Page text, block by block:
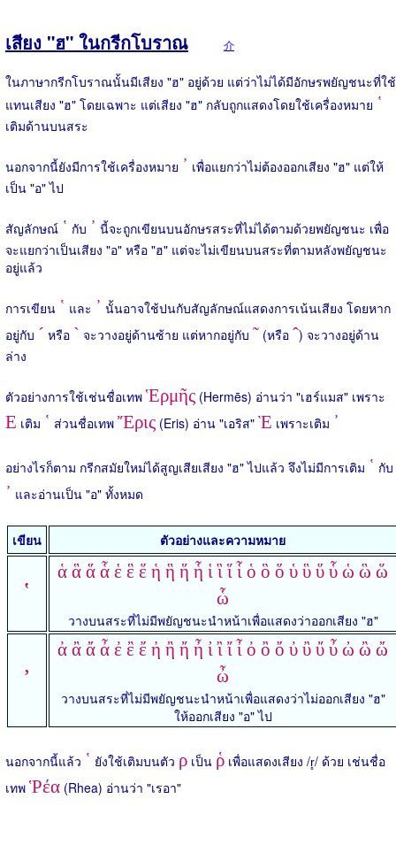
เสียง "ฮ" ในกรีกโบราณ 介
ในภาษากรีกโบราณนั้นมีเสียง "ฮ" อยู่ด้วย แต่ว่าไม่ได้มีอักษรพยัญชนะที่ใช้
แทนเสียง "ฮ" โดยเฉพาะ แต่เสียง "ฮ" กลับถูกแสดงโดยใช้เครื่องหมาย ῾
เติมด้านบนสระ
นอกจากนี้ยังมีการใช้เครื่องหมาย ᾿ เพื่อแยกว่าไม่ต้องออกเสียง "ฮ" แต่ให้
เป็น "อ" ไป
สัญลักษณ์ ῾ กับ ᾿ นี้จะถูกเขียนบนอักษรสระที่ไม่ได้ตามด้วยพยัญชนะ เพื่อ
จะแยกว่าเป็นเสียง "อ" หรือ "ฮ" แต่จะไม่เขียนบนสระที่ตามหลังพยัญชนะ
อยู่แล้ว
การเขียน ῾ และ ᾿ นั้นอาจใช้ปนกับสัญลักษณ์แสดงการเน้นเสียง โดยหาก
อยู่กับ ´ หรือ ` จะวางอยู่ด้านซ้าย แต่หากอยู่กับ ˜ (หรือ ˆ) จะวางอยู่ด้าน
ล่าง
ตัวอย่างการใช้เช่นชื่อเทพ Ἑρμῆς (Hermēs) อ่านว่า "เฮร์แมส" เพราะ
Ε เติม ῾ ส่วนชื่อเทพ Ἔρις (Eris) อ่าน "เอริส" Ὲ เพราะเติม ᾿
อย่างไรก็ตาม กรีกสมัยใหม่ได้สูญเสียเสียง "ฮ" ไปแล้ว จึงไม่มีการเติม ῾ กับ
᾿ และอ่านเป็น "อ" ทั้งหมด
เขียน ตัวอย่างและความหมาย
῾
ἁ ἃ ἅ ἇ ἑ ἓ ἕ ἡ ἣ ἥ ἧ ἱ ἳ ἵ ἷ ὁ ὃ ὅ ὑ ὓ ὕ ὗ ὡ ὣ ὥ
ὧ
วางบนสระที่ไม่มีพยัญชนะนำหน้าเพื่อแสดงว่าออกเสียง "ฮ"
᾿
ἀ ἂ ἄ ἆ ἐ ἒ ἔ ἠ ἢ ἤ ἦ ἰ ἲ ἴ ἶ ὀ ὂ ὄ ὐ ὒ ὔ ὖ ὠ ὢ ὤ
ὦ
วางบนสระที่ไม่มีพยัญชนะนำหน้าเพื่อแสดงว่าไม่ออกเสียง "ฮ"
ให้ออกเสียง "อ" ไป
นอกจากนี้แล้ว ῾ ยังใช้เติมบนตัว ρ เป็น ῥ เพื่อแสดงเสียง /r̥/ ด้วย เช่นชื่อ
เทพ Ῥέα (Rhea) อ่านว่า "เรอา"